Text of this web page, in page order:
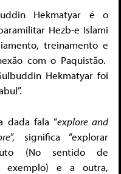
Hekmatyar é o
Hezb-e Islami
treinamento e
com o Paquistão.
Hekmatyar foi
dada fala “explore and
”, significa “explorar
(No sentido de
exemplo) e a outra,